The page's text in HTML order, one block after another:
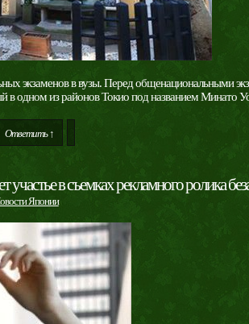
экзаменов в вузы. Перед общенациональными
в одном из районов Токио под названием Минато
Ответить ↑
в съемках рекламного ролика
Японии